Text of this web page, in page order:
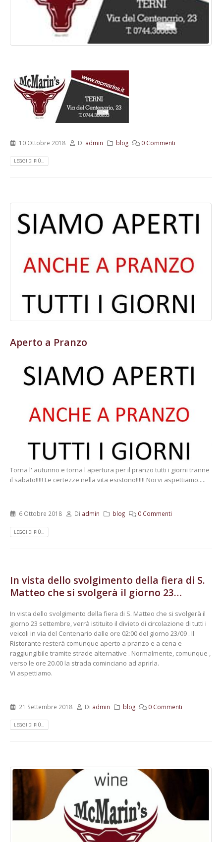
10 Ottobre 2018 Di admin blog 0 Commenti
LEGGI DI PIÙ...
Aperto a Pranzo
Torna l' autunno e torna l apertura per il pranzo tutti i giorni tranne
il sabato!!!!! Le certezze nella vita esistono!!!!!! Noi vi aspettiamo.....
6 Ottobre 2018 Di admin blog 0 Commenti
LEGGI DI PIÙ...
In vista dello svolgimento della fiera di S.
Matteo che si svolgerà il giorno 23…
In vista dello svolgimento della fiera di S. Matteo che si svolgerà il
giorno 23 settembre, verrà istituito il divieto di circolazione di tutti i
veicoli in via del Centenario dalle ore 02:00 del giorno 23/09 . Il
Ristorante resterà comunque aperto a pranzo e a cena e
raggiungibile tramite strade alternative . Normalmente, comunque ,
verso le ore 20.00 la strada cominciano ad aprirla.
Vi aspettiamo.
21 Settembre 2018 Di admin blog 0 Commenti
LEGGI DI PIÙ...